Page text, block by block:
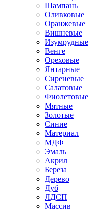
Шампань
Оливковые
Оранжевые
Вишневые
Изумрудные
Венге
Ореховые
Янтарные
Сиреневые
Салатовые
Фиолетовые
Мятные
Золотые
Синие
Материал
МДФ
Эмаль
Акрил
Береза
Дерево
Дуб
ЛДСП
Массив